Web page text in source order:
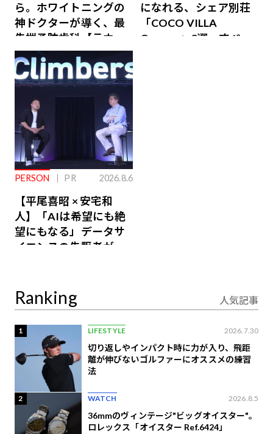
ら。ホワイトニングの
神ドクターが導く、最
先端予防歯科【ラウン
ジ会員特典あり】
になれる、シェア別荘
「COCO VILLA
Owners」3選。すべて
PERSON PR 2026.8.6
【平尾喜昭 × 安宅和
人】「AIは希望にも絶
望にもなる」データサ
イエンスの先駆者が語
Ranking 人気記事
1 LIFESTYLE 2026.7.30
切り返しやインパクト時に力が入り、飛距
離が伸びないゴルファーにオススメの練習
法
2 WATCH 2026.8.5
36mmのヴィンテージ"ビッグオイスター"。
ロレックス「オイスター Ref.6424」